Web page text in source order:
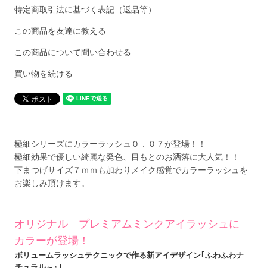
特定商取引法に基づく表記（返品等）
この商品を友達に教える
この商品について問い合わせる
買い物を続ける
極細シリーズにカラーラッシュ０．０７が登場！！
極細効果で優しい綺麗な発色、目もとのお洒落に大人気！！
下まつげサイズ７ｍｍも加わりメイク感覚でカラーラッシュを
お楽しみ頂けます。
オリジナル プレミアムミンクアイラッシュに
カラーが登場！
ボリュームラッシュテクニックで作る新アイデザイン｢ふわふわナ